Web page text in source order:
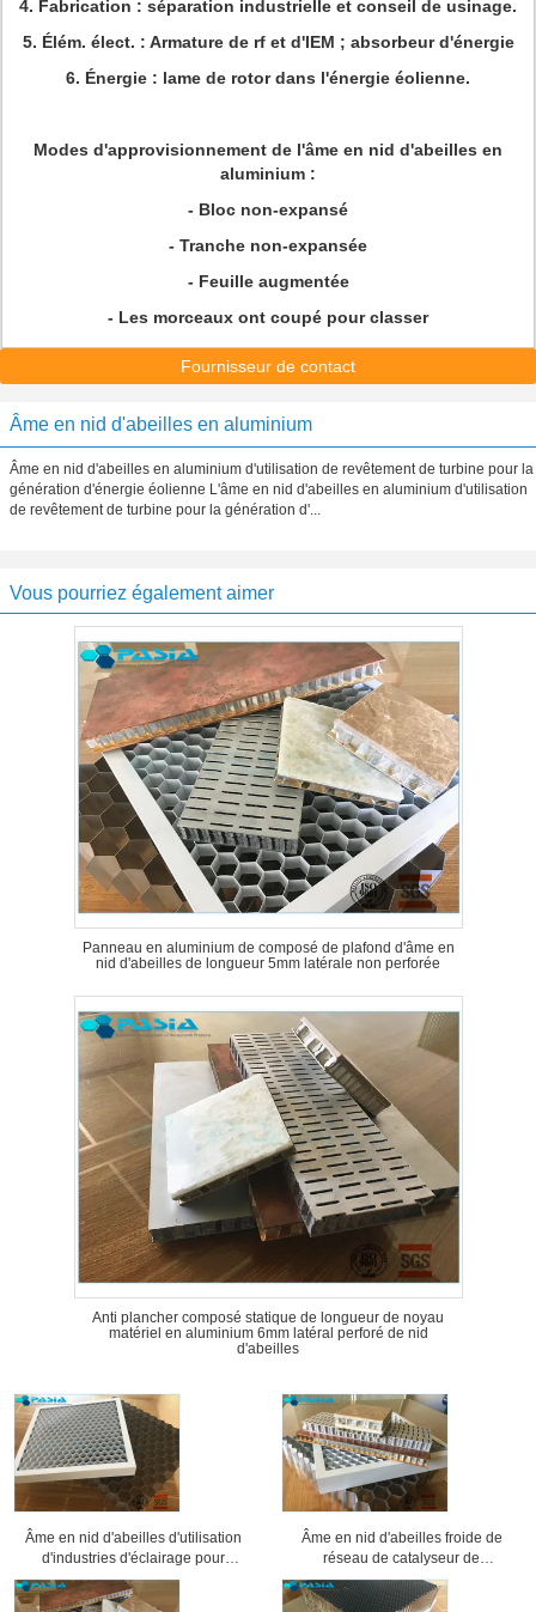
4. Fabrication : séparation industrielle et conseil de usinage.
5. Élém. élect. : Armature de rf et d'IEM ; absorbeur d'énergie
6. Énergie : lame de rotor dans l'énergie éolienne.
Modes d'approvisionnement de l'âme en nid d'abeilles en
aluminium :
- Bloc non-expansé
- Tranche non-expansée
- Feuille augmentée
- Les morceaux ont coupé pour classer
Fournisseur de contact
Âme en nid d'abeilles en aluminium
Âme en nid d'abeilles en aluminium d'utilisation de revêtement de turbine pour la
génération d'énergie éolienne L'âme en nid d'abeilles en aluminium d'utilisation
de revêtement de turbine pour la génération d'...
Vous pourriez également aimer
Panneau en aluminium de composé de plafond d'âme en
nid d'abeilles de longueur 5mm latérale non perforée
Anti plancher composé statique de longueur de noyau
matériel en aluminium 6mm latéral perforé de nid
d'abeilles
Âme en nid d'abeilles d'utilisation
d'industries d'éclairage pour
différentes grilles de projecteur
d'exposition
Âme en nid d'abeilles froide de
réseau de catalyseur de
climatisation, panneaux en
aluminium de nid d'abeilles